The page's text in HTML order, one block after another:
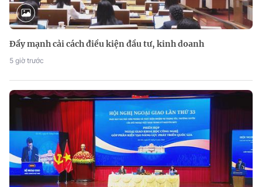
Đẩy mạnh cải cách điều kiện đầu tư, kinh doanh
5 giờ trước